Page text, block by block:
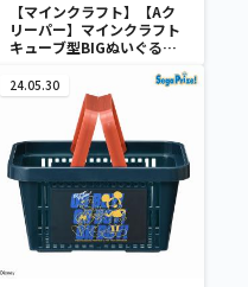
【マインクラフト】【Aク
リーパー】マインクラフト
キューブ型BIGぬいぐるみ
24.05.30